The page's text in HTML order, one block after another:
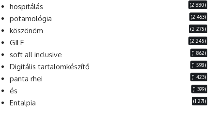
hospitálás (2 880)
potamológia (2 463)
köszönöm (2 275)
GILF (2 245)
soft all inclusive (1 862)
Digitális tartalomkészítő (1 598)
panta rhei (1 423)
és (1 399)
Entalpia (1 271)